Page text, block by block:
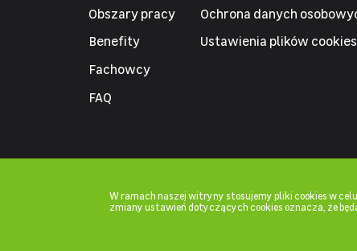
Obszary pracy
Benefity
Fachowcy
FAQ
Ochrona danych
Ustawienia plików cookies
W ramach naszej witryny stosujemy pliki cookies w
zmiany ustawień dotyczących cookies oznacza, że